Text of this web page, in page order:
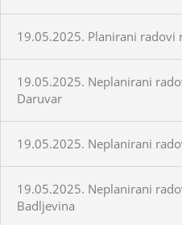
19.05.2025. Planirani radovi
19.05.2025. Neplanirani
Daruvar
19.05.2025. Neplanirani
19.05.2025. Neplanirani
Badljevina